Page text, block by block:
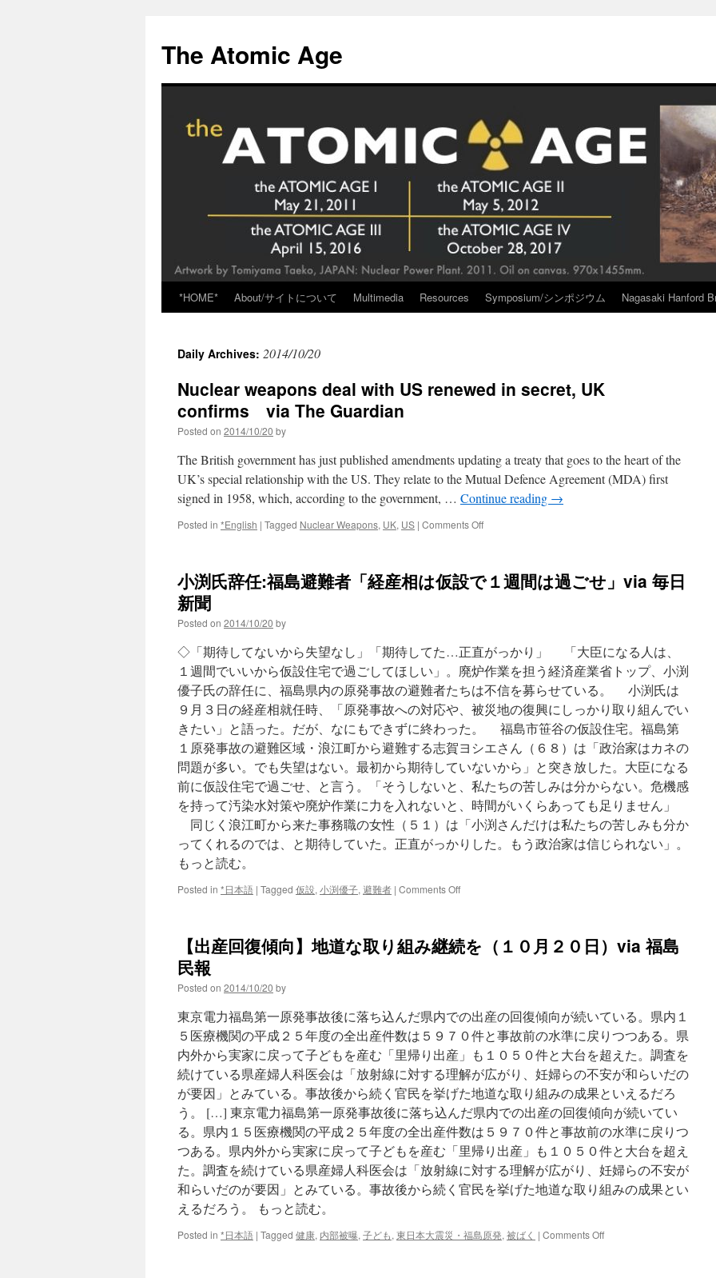
content
The Atomic Age
*HOME* About/サイトについて Multimedia Resources Symposium/シンポジウム Nagasaki Hanford
Daily Archives: 2014/10/20
Nuclear weapons deal with US renewed in secret, UK
confirms via The Guardian
Posted on 2014/10/20 by
The British government has just published amendments updating a treaty that goes to the heart of the
UK’s special relationship with the US. They relate to the Mutual Defence Agreement (MDA) first
signed in 1958, which, according to the government, … Continue reading →
Posted in *English | Tagged Nuclear Weapons, UK, US | Comments Offon
with
UK
confirms
via
The
Guardian
小渕氏辞任:福島避難者「経産相は仮設で１週間は過ごせ」via 毎日
新聞
Posted on 2014/10/20 by
◇「期待してないから失望なし」「期待してた…正直がっかり」 「大臣になる人は、
１週間でいいから仮設住宅で過ごしてほしい」。廃炉作業を担う経済産業省トップ、小渕
優子氏の辞任に、福島県内の原発事故の避難者たちは不信を募らせている。 小渕氏は
９月３日の経産相就任時、「原発事故への対応や、被災地の復興にしっかり取り組んでい
きたい」と語った。だが、なにもできずに終わった。 福島市笹谷の仮設住宅。福島第
１原発事故の避難区域・浪江町から避難する志賀ヨシエさん（６８）は「政治家はカネの
問題が多い。でも失望はない。最初から期待していないから」と突き放した。大臣になる
前に仮設住宅で過ごせ、と言う。「そうしないと、私たちの苦しみは分からない。危機感
を持って汚染水対策や廃炉作業に力を入れないと、時間がいくらあっても足りません」
同じく浪江町から来た事務職の女性（５１）は「小渕さんだけは私たちの苦しみも分か
ってくれるのでは、と期待していた。正直がっかりした。もう政治家は信じられない」。
もっと読む。
Posted in *日本語 | Tagged 仮設, 小渕優子, 避難者 | Comments Offon
辞
難
者
「経
産
相
は
仮
設
で
１
間
は
せ」
【出産回復傾向】地道な取り組み継続を（１０月２０日）via 福島
民報
Posted on 2014/10/20 by
東京電力福島第一原発事故後に落ち込んだ県内での出産の回復傾向が続いている。県内１
５医療機関の平成２５年度の全出産件数は５９７０件と事故前の水準に戻りつつある。県
内外から実家に戻って子どもを産む「里帰り出産」も１０５０件と大台を超えた。調査を
続けている県産婦人科医会は「放射線に対する理解が広がり、妊婦らの不安が和らいだの
が要因」とみている。事故後から続く官民を挙げた地道な取り組みの成果といえるだろ
う。 […] 東京電力福島第一原発事故後に落ち込んだ県内での出産の回復傾向が続いてい
る。県内１５医療機関の平成２５年度の全出産件数は５９７０件と事故前の水準に戻りつ
つある。県内外から実家に戻って子どもを産む「里帰り出産」も１０５０件と大台を超え
た。調査を続けている県産婦人科医会は「放射線に対する理解が広がり、妊婦らの不安が
和らいだのが要因」とみている。事故後から続く官民を挙げた地道な取り組みの成果とい
えるだろう。 もっと読む。
Posted in *日本語 | Tagged 健康, 内部被曝, 子ども, 東日本大震災・福島原発, 被ばく | Comments Offon